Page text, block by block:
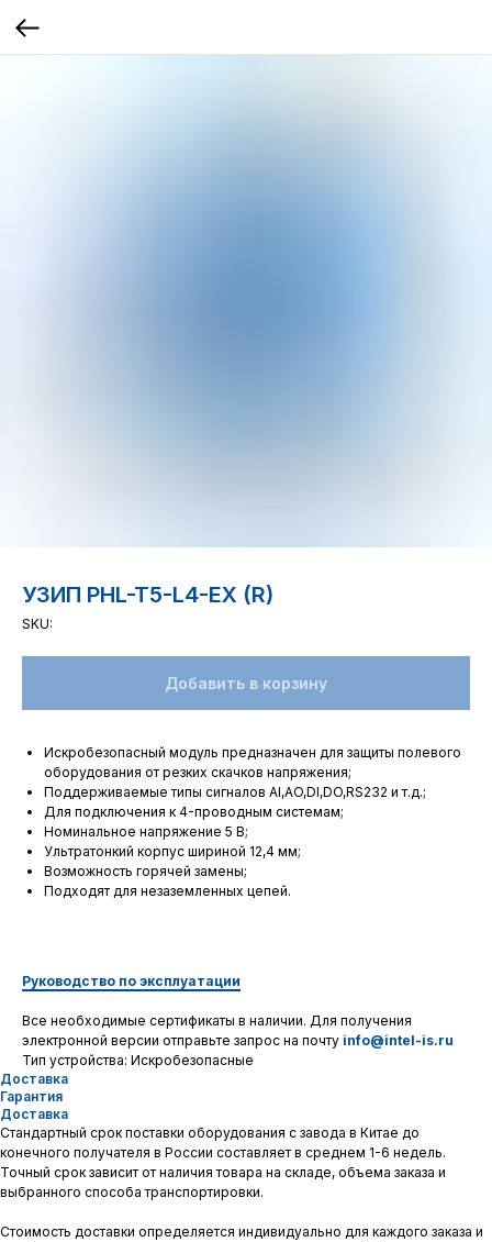
УЗИП PHL-T5-L4-EX (R)
SKU:
Добавить в корзину
Искробезопасный модуль предназначен для защиты полевого
оборудования от резких скачков напряжения;
Поддерживаемые типы сигналов AI,AO,DI,DO,RS232 и т.д.;
Для подключения к 4-проводным системам;
Номинальное напряжение 5 В;
Ультратонкий корпус шириной 12,4 мм;
Возможность горячей замены;
Подходят для незаземленных цепей.
Руководство по эксплуатации
Все необходимые сертификаты в наличии. Для получения
электронной версии отправьте запрос на почту info@intel-is.ru
Тип устройства: Искробезопасные
Доставка
Гарантия
Доставка
Стандартный срок поставки оборудования с завода в Китае до
конечного получателя в России составляет в среднем 1-6 недель.
Точный срок зависит от наличия товара на складе, объема заказа и
выбранного способа транспортировки.
Стоимость доставки определяется индивидуально для каждого заказа и